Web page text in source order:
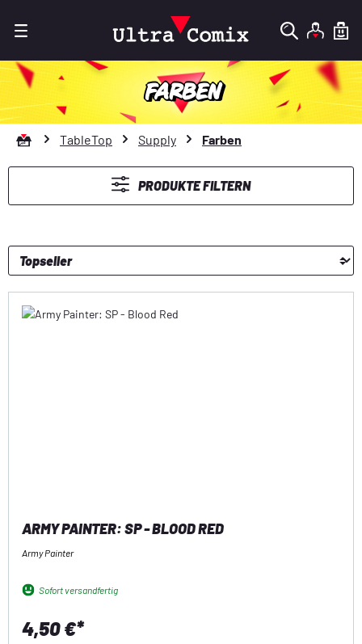
FARBEN
Zur Startseite gehen
TableTop Supply Farben
PRODUKTE FILTERN
ARMY PAINTER: SP - BLOOD RED
Army Painter
Sofort versandfertig
4,50 €*